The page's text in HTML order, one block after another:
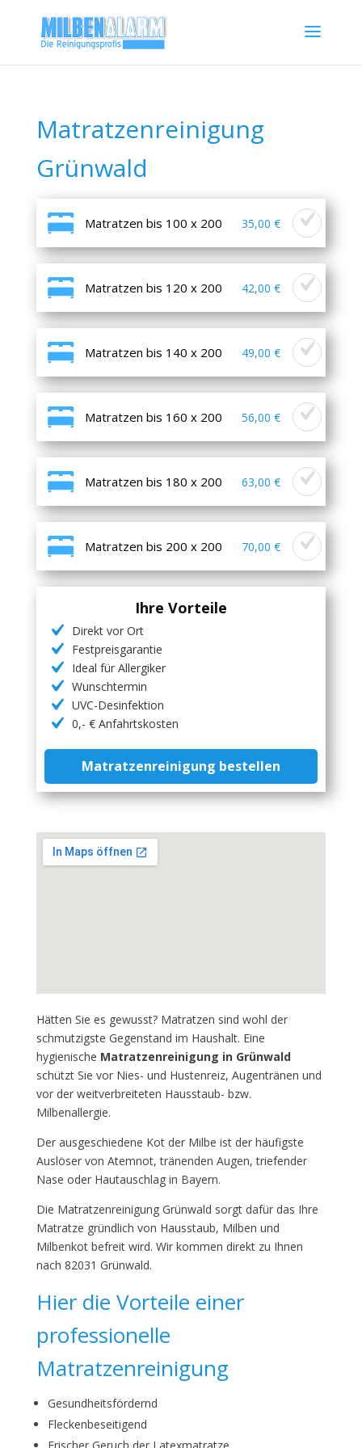
Matratzenreinigung
Grünwald
Matratzen bis 100 x 200 35,00 €
Matratzen bis 120 x 200 42,00 €
Matratzen bis 140 x 200 49,00 €
Matratzen bis 160 x 200 56,00 €
Matratzen bis 180 x 200 63,00 €
Matratzen bis 200 x 200 70,00 €
Ihre Vorteile
Direkt vor Ort
Festpreisgarantie
Ideal für Allergiker
Wunschtermin
UVC-Desinfektion
0,- € Anfahrtskosten
Matratzenreinigung bestellen
Hätten Sie es gewusst? Matratzen sind wohl der
schmutzigste Gegenstand im Haushalt. Eine
hygienische Matratzenreinigung in Grünwald
schützt Sie vor Nies- und Hustenreiz, Augentränen und
vor der weitverbreiteten Hausstaub- bzw.
Milbenallergie.
Der ausgeschiedene Kot der Milbe ist der häufigste
Auslöser von Atemnot, tränenden Augen, triefender
Nase oder Hautauschlag in Bayern.
Die Matratzenreinigung Grünwald sorgt dafür das Ihre
Matratze gründlich von Hausstaub, Milben und
Milbenkot befreit wird. Wir kommen direkt zu Ihnen
nach 82031 Grünwald.
Hier die Vorteile einer
professionelle
Matratzenreinigung
Gesundheitsfördernd
Fleckenbeseitigend